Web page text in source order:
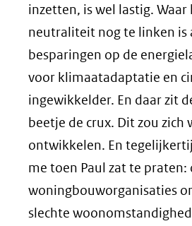
inzetten, is wel lastig. Waar
neutraliteit nog te linken is
besparingen op de
voor klimaatadaptatie en
ingewikkelder. En daar zit
beetje de crux. Dit zou zich
ontwikkelen. En
me toen Paul zat te praten:
woningbouworganisaties
slechte